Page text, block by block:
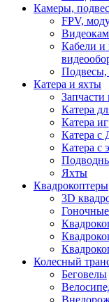
Камеры,
FPV,
Кабели и
Подвесы,
Катера и яхты
Запчасти
Катера
Катера
Катера с
Катера с
Яхты
Квадрокоптеры
3D
Колесный
Беговелы